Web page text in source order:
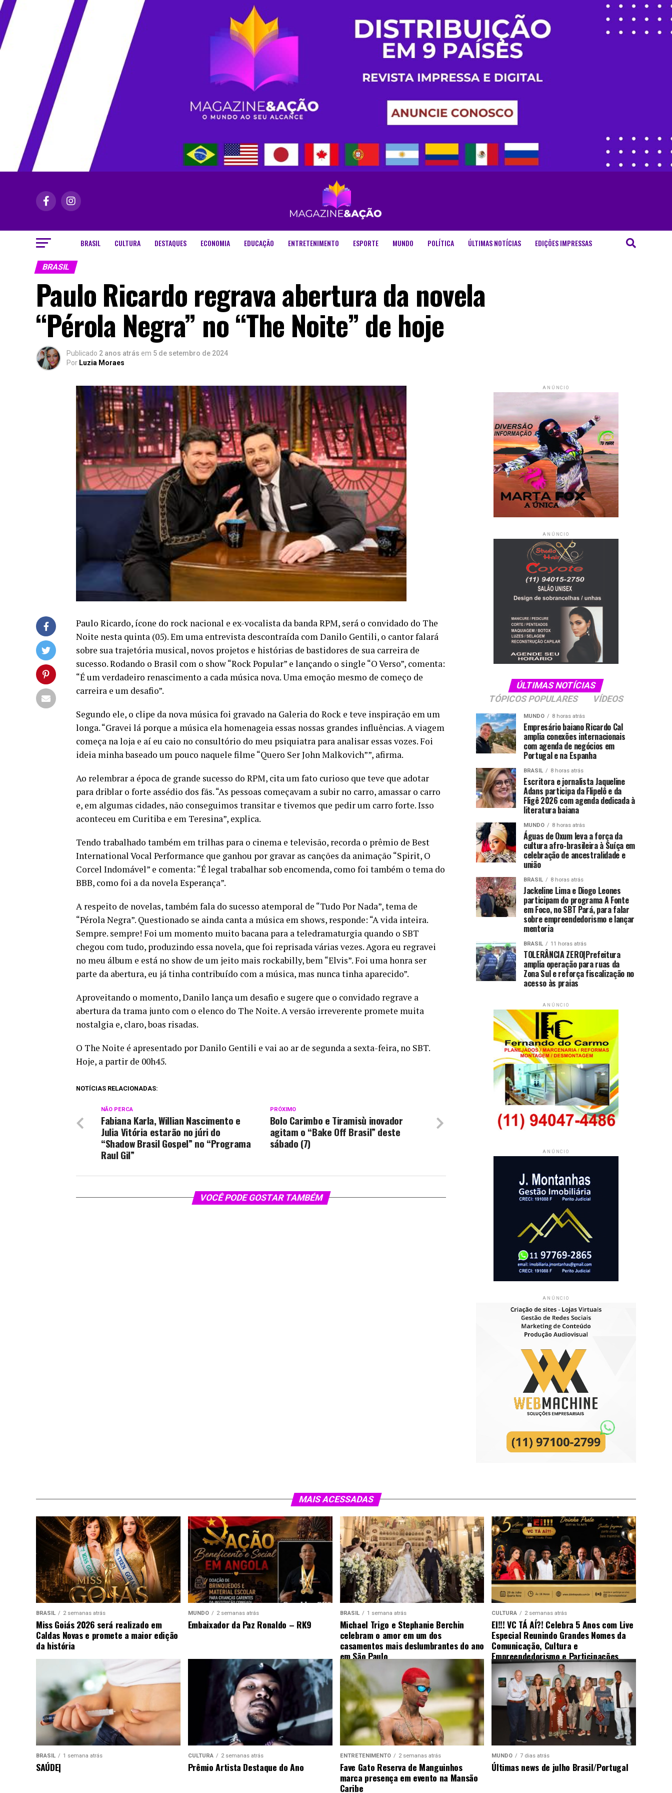
BRASIL CULTURA DESTAQUES ECONOMIA EDUCAÇÃO ENTRETENIMENTO ESPORTE MUNDO POLÍTICA ÚLTIMAS NOTÍCIAS EDIÇÕES IMPRESSAS
BRASIL
Paulo Ricardo regrava abertura da novela
“Pérola Negra” no “The Noite” de hoje
Publicado 2 anos atrás em 5 de setembro de 2024
Por Luzia Moraes
Paulo Ricardo, ícone do rock nacional e ex-vocalista da banda RPM, será o convidado do The
Noite nesta quinta (05). Em uma entrevista descontraída com Danilo Gentili, o cantor falará
sobre sua trajetória musical, novos projetos e histórias de bastidores de sua carreira de
sucesso. Rodando o Brasil com o show “Rock Popular” e lançando o single “O Verso”, comenta:
“É um verdadeiro renascimento a cada música nova. Uma emoção mesmo de começo de
carreira e um desafio”.
Segundo ele, o clipe da nova música foi gravado na Galeria do Rock e teve inspiração em um
longa. “Gravei lá porque a música ela homenageia essas nossas grandes influências. A viagem
começa na loja e aí eu caio no consultório do meu psiquiatra para analisar essas vozes. Foi
ideia minha baseado um pouco naquele filme “Quero Ser John Malkovich””, afirma.
Ao relembrar a época de grande sucesso do RPM, cita um fato curioso que teve que adotar
para driblar o forte assédio dos fãs. “As pessoas começavam a subir no carro, amassar o carro
e, em algumas cidades, não conseguimos transitar e tivemos que pedir um carro forte. Isso
aconteceu em Curitiba e em Teresina”, explica.
Tendo trabalhado também em trilhas para o cinema e televisão, recorda o prêmio de Best
International Vocal Performance que ganhou por gravar as canções da animação “Spirit, O
Corcel Indomável” e comenta: “É legal trabalhar sob encomenda, como foi também o tema do
BBB, como foi a da novela Esperança”.
A respeito de novelas, também fala do sucesso atemporal de “Tudo Por Nada”, tema de
“Pérola Negra”. Questionado se ainda canta a música em shows, responde: “A vida inteira.
Sempre. sempre! Foi um momento muito bacana para a teledramaturgia quando o SBT
chegou com tudo, produzindo essa novela, que foi reprisada várias vezes. Agora eu regravei
no meu álbum e está no show de um jeito mais rockabilly, bem “Elvis”. Foi uma honra ser
parte da abertura, eu já tinha contribuído com a música, mas nunca tinha aparecido”.
Aproveitando o momento, Danilo lança um desafio e sugere que o convidado regrave a
abertura da trama junto com o elenco do The Noite. A versão irreverente promete muita
nostalgia e, claro, boas risadas.
O The Noite é apresentado por Danilo Gentili e vai ao ar de segunda a sexta-feira, no SBT.
Hoje, a partir de 00h45.
NOTÍCIAS RELACIONADAS:
PRÓXIMO
Bolo Carimbo e Tiramisù inovador
agitam o “Bake Off Brasil” deste
sábado (7)
NÃO PERCA
Fabiana Karla, Willian Nascimento e
Julia Vitória estarão no júri do
“Shadow Brasil Gospel” no “Programa
Raul Gil”
VOCÊ PODE GOSTAR TAMBÉM
ANÚNCIO
ANÚNCIO
ÚLTIMAS NOTÍCIAS
TÓPICOS POPULARES
VÍDEOS
MUNDO 8 horas atrás
Empresário baiano Ricardo Cal
amplia conexões internacionais
com agenda de negócios em
Portugal e na Espanha
BRASIL 8 horas atrás
Escritora e jornalista Jaqueline
Adans participa da Flipelô e da
Fligê 2026 com agenda dedicada à
literatura baiana
MUNDO 8 horas atrás
Águas de Oxum leva a força da
cultura afro-brasileira à Suíça em
celebração de ancestralidade e
união
BRASIL 8 horas atrás
Jackeline Lima e Diogo Leones
participam do programa A Fonte
em Foco, no SBT Pará, para falar
sobre empreendedorismo e lançar
mentoria
BRASIL 11 horas atrás
TOLERÂNCIA ZERO|Prefeitura
amplia operação para ruas da
Zona Sul e reforça fiscalização no
acesso às praias
ANÚNCIO
ANÚNCIO
ANÚNCIO
MAIS ACESSADAS
BRASIL 2 semanas atrás
Miss Goiás 2026 será realizado em
Caldas Novas e promete a maior edição
da história
MUNDO 2 semanas atrás
Embaixador da Paz Ronaldo – RK9
BRASIL 1 semana atrás
Michael Trigo e Stephanie Berchin
celebram o amor em um dos
casamentos mais deslumbrantes do ano
em São Paulo
CULTURA 2 semanas atrás
EI!!! VC TÁ AÍ?! Celebra 5 Anos com Live
Especial Reunindo Grandes Nomes da
Comunicação, Cultura e
Empreendedorismo e Participações
Surpresa
BRASIL 1 semana atrás
SAÚDE|
CULTURA 2 semanas atrás
Prêmio Artista Destaque do Ano
ENTRETENIMENTO 2 semanas atrás
Fave Gato Reserva de Manguinhos
marca presença em evento na Mansão
Caribe
MUNDO 7 dias atrás
Últimas news de julho Brasil/Portugal